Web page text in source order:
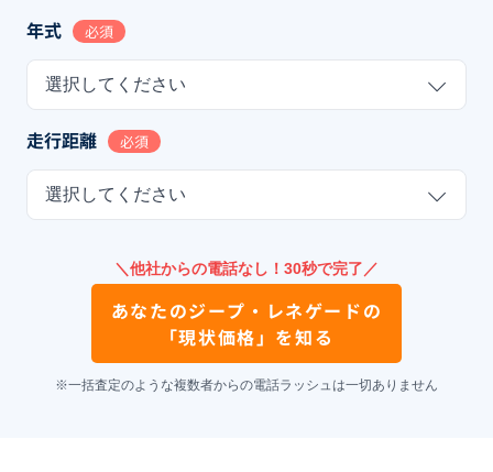
年式 必須
選択してください
走行距離 必須
選択してください
＼他社からの電話なし！30秒で完了／
あなたのジープ・レネゲードの
「現状価格」を知る
※一括査定のような複数者からの電話ラッシュは一切ありません